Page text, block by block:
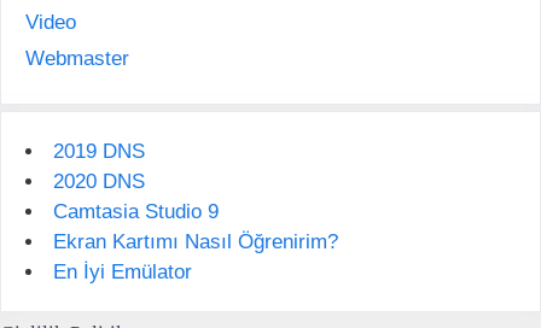
Video
Webmaster
2019 DNS
2020 DNS
Camtasia Studio 9
Ekran Kartımı Nasıl Öğrenirim?
En İyi Emülator